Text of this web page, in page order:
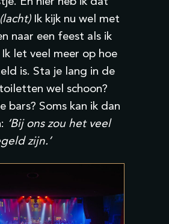
(lacht)Ik kijk nu wel met
naar een feest als ik
let veel meer op hoe
is. Sta je lang in de
wel schoon?
bars? Soms kan ik dan
‘Bij ons zou het veel
zijn.’